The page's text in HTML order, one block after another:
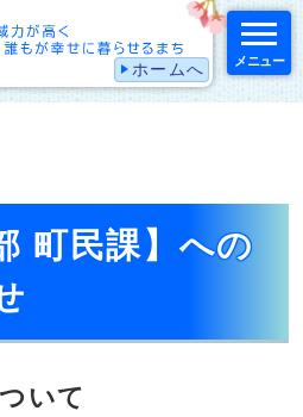
ホームへ メニュー
町民課】への
いて